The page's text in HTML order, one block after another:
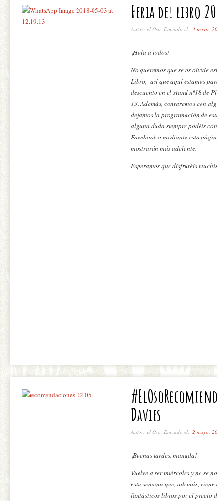
Feria del libro
Autor: el Oso, Enviado el: 3 mayo,
¡Hola a todos!
No queremos que se os olvide
Libro, así que aquí estamos
descuento en el standnº18 de
13. Además, contaremos con
dejamos la programación de
alguna duda siempre podéis
Facebook o mediante esta
mostrarán más adelante.
Esperamos que disfrutéis
Davies
Autor: el Oso, Enviado el: 2 mayo,
¡Buenas tardes, manada!
Vuelve a ser miércoles y no se
esta semana que, además,
fantásticos libros por el precio